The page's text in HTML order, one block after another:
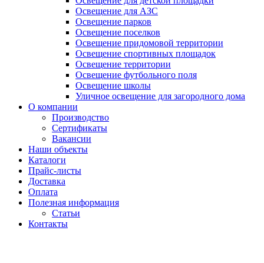
Освещение для АЗС
Освещение парков
Освещение поселков
Освещение придомовой территории
Освещение спортивных площадок
Освещение территории
Освещение футбольного поля
Освещение школы
Уличное освещение для загородного дома
О компании
Производство
Сертификаты
Вакансии
Наши объекты
Каталоги
Прайс-листы
Доставка
Оплата
Полезная информация
Статьи
Контакты